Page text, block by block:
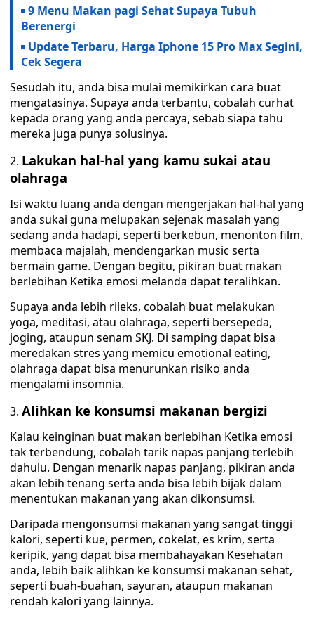
9 Menu Makan pagi Sehat Supaya Tubuh
Berenergi
Update Terbaru, Harga Iphone 15 Pro Max Segini,
Cek Segera
Sesudah itu, anda bisa mulai memikirkan cara buat
mengatasinya. Supaya anda terbantu, cobalah curhat
kepada orang yang anda percaya, sebab siapa tahu
mereka juga punya solusinya.
Lakukan hal-hal yang kamu sukai atau
olahraga
Isi waktu luang anda dengan mengerjakan hal-hal yang
anda sukai guna melupakan sejenak masalah yang
sedang anda hadapi, seperti berkebun, menonton film,
membaca majalah, mendengarkan music serta
bermain game. Dengan begitu, pikiran buat makan
berlebihan Ketika emosi melanda dapat teralihkan.
Supaya anda lebih rileks, cobalah buat melakukan
yoga, meditasi, atau olahraga, seperti bersepeda,
joging, ataupun senam SKJ. Di samping dapat bisa
meredakan stres yang memicu emotional eating,
olahraga dapat bisa menurunkan risiko anda
mengalami insomnia.
Alihkan ke konsumsi makanan bergizi
Kalau keinginan buat makan berlebihan Ketika emosi
tak terbendung, cobalah tarik napas panjang terlebih
dahulu. Dengan menarik napas panjang, pikiran anda
akan lebih tenang serta anda bisa lebih bijak dalam
menentukan makanan yang akan dikonsumsi.
Daripada mengonsumsi makanan yang sangat tinggi
kalori, seperti kue, permen, cokelat, es krim, serta
keripik, yang dapat bisa membahayakan Kesehatan
anda, lebih baik alihkan ke konsumsi makanan sehat,
seperti buah-buahan, sayuran, ataupun makanan
rendah kalori yang lainnya.